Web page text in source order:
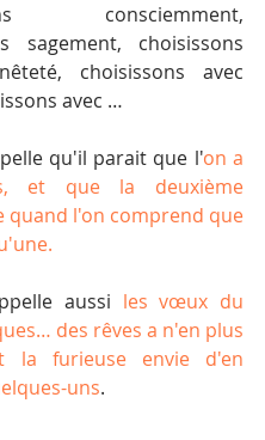
consciemment,
sagement, choisissons
choisissons avec
avec …
qu'il parait que l'on a
et que la deuxième
quand l'on comprend que
aussi les vœux du
des rêves a n'en plus
furieuse envie d'en
uns.